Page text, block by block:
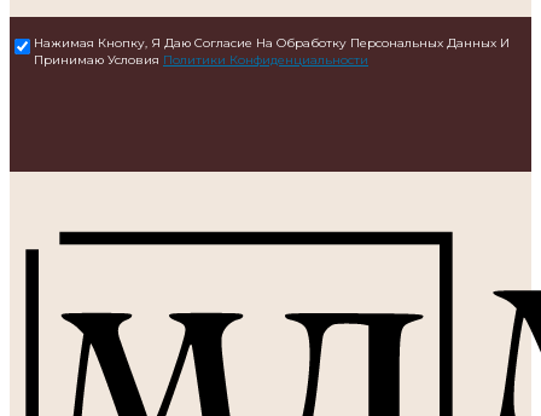
Нажимая Кнопку, Я Даю Согласие На Обработку Персональных Данных И
Принимаю Условия Политики Конфиденциальности